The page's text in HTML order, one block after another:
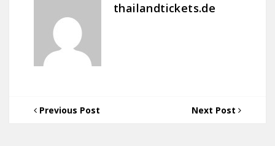
thailandtickets.de
Previous Post Next Post